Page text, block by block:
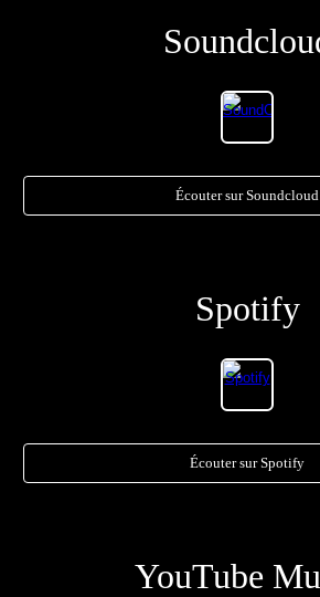
Écouter sur Soundcloud
Spotify
Écouter sur Spotify
YouTube